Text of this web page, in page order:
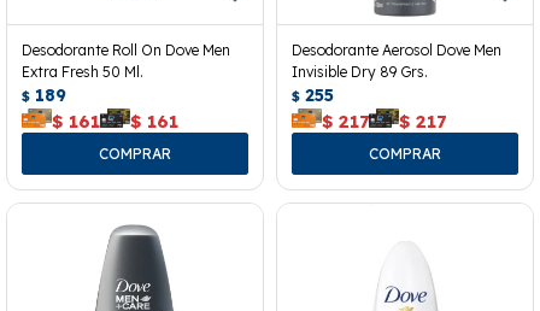
Desodorante Roll On Dove Men
Extra Fresh 50 Ml.
$ 189
$ 161 $ 161
Desodorante Aerosol Dove Men
Invisible Dry 89 Grs.
$ 255
$ 217 $ 217